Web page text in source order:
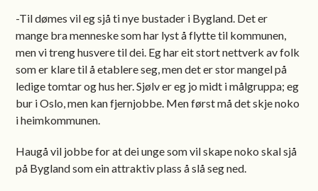
-Til dømes vil eg sjå ti nye bustader i Bygland. Det er
mange bra menneske som har lyst å flytte til kommunen,
men vi treng husvere til dei. Eg har eit stort nettverk av folk
som er klare til å etablere seg, men det er stor mangel på
ledige tomtar og hus her. Sjølv er eg jo midt i målgruppa; eg
bur i Oslo, men kan fjernjobbe. Men først må det skje noko
i heimkommunen.
Haugå vil jobbe for at dei unge som vil skape noko skal sjå
på Bygland som ein attraktiv plass å slå seg ned.